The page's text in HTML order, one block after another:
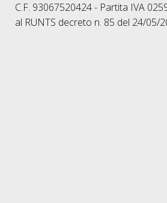
C.F. 93067520424 - Partita IVA
al RUNTS decreto n. 85 del 24/05/